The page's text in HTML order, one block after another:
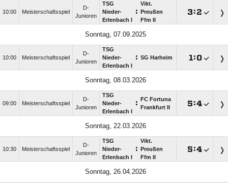
10:00 Meisterschaftsspiel
D-
Junioren
TSG
Nieder-
Erlenbach I
:
Vikt.
Preußen
Ffm II
:
Sonntag, 07.09.2025
10:00 Meisterschaftsspiel
D-
Junioren
TSG
Nieder-
Erlenbach I
: SG Harheim :
Sonntag, 08.03.2026
09:00 Meisterschaftsspiel
D-
Junioren
TSG
Nieder-
Erlenbach I
:
FC Fortuna
Frankfurt II
:
Sonntag, 22.03.2026
10:30 Meisterschaftsspiel
D-
Junioren
TSG
Nieder-
Erlenbach I
:
Vikt.
Preußen
Ffm II
:
Sonntag, 26.04.2026